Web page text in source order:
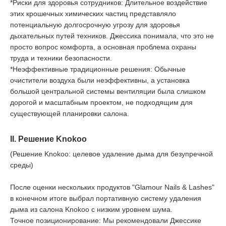
*Риски для здоровья сотрудников: Длительное воздействие
этих крошечных химических частиц представляло
потенциальную долгосрочную угрозу для здоровья
дыхательных путей техников. Джессика понимала, что это не
просто вопрос комфорта, а основная проблема охраны
труда и техники безопасности.
*Неэффективные традиционные решения: Обычные
очистители воздуха были неэффективны, а установка
большой центральной системы вентиляции была слишком
дорогой и масштабным проектом, не подходящим для
существующей планировки салона.
II. Решение Knokoo
(Решение Knokoo: целевое удаление дыма для безупречной
среды)
После оценки нескольких продуктов "Glamour Nails & Lashes"
в конечном итоге выбрал портативную систему удаления
дыма из салона Knokoo с низким уровнем шума.
Точное позиционирование: Мы рекомендовали Джессике